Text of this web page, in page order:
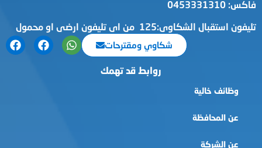
فاكس: 0453331310
تليفون استقبال الشكاوى:125 من اى تليفون ارضى او محمول
شكاوي ومقترحات
روابط قد تهمك
وظائف خالية
عن المحافظة
عن الشركة